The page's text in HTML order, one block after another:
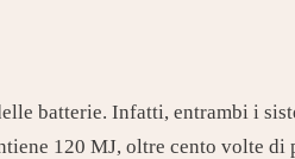
batterie. Infatti, entrambi i
120 MJ, oltre cento volte di